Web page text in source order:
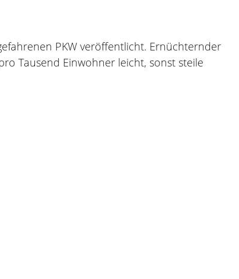
PKW veröffentlicht. Ernüchternder
Tausend Einwohner leicht, sonst steile